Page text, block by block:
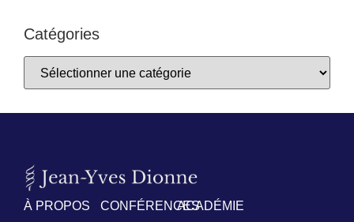
Catégories
À PROPOS
CONFÉRENCESACADÉMIE